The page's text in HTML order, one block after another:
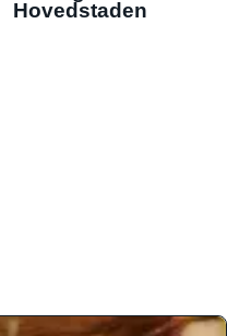
Hovedstaden